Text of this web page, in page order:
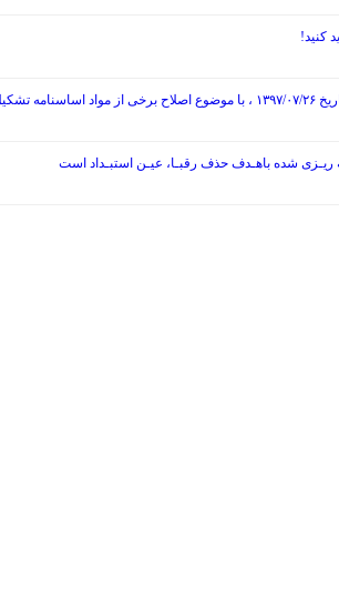
ریـزی شده باهـدف حذف رقبـا، عیـن استبـداد است